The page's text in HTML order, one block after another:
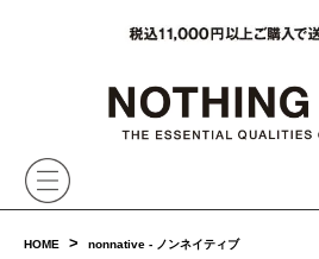
HOME > nonnative - ノンネイティブ